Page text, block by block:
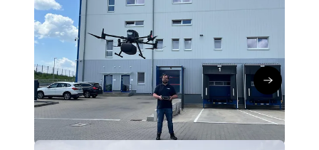
UCM: Innovativer Probentransport
per Drohne und IoT
Kerstin Koch∙ 29.10.25
Zum Artikel